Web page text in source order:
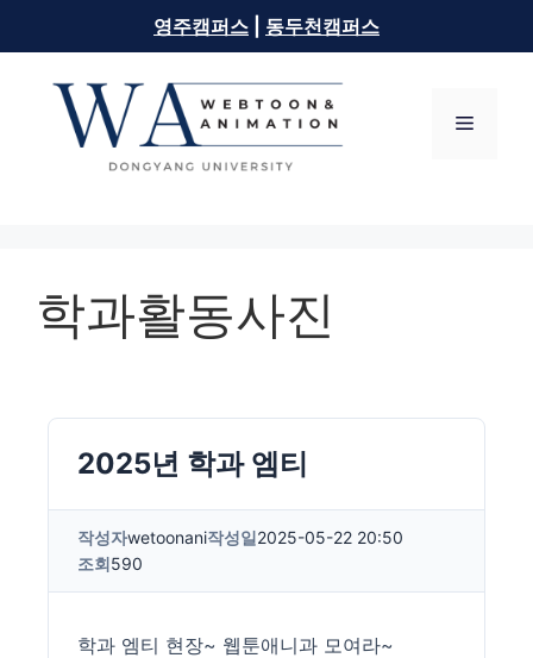
영주캠퍼스 동두천캠퍼스
학과활동사진
2025년 학과 엠티
작성자wetoonani작성일2025-05-22 20:50
조회590
학과 엠티 현장~ 웹툰애니과 모여라~